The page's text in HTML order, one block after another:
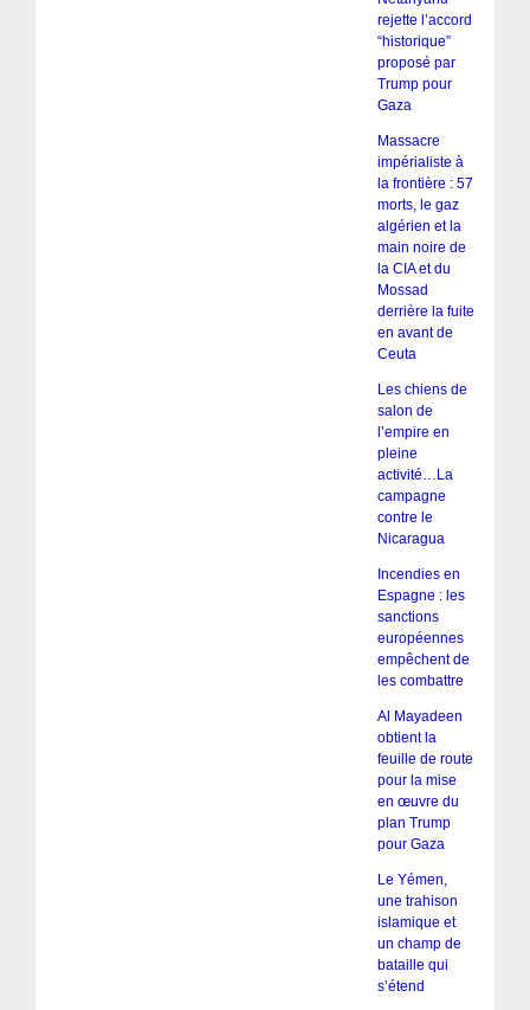
rejette l’accord
“historique”
proposé par
Trump pour
Gaza
Massacre
impérialiste à
la frontière : 57
morts, le gaz
algérien et la
main noire de
la CIA et du
Mossad
derrière la fuite
en avant de
Ceuta
Les chiens de
salon de
l’empire en
pleine
activité…La
campagne
contre le
Nicaragua
Incendies en
Espagne : les
sanctions
européennes
empêchent de
les combattre
Al Mayadeen
obtient la
feuille de route
pour la mise
en œuvre du
plan Trump
pour Gaza
Le Yémen,
une trahison
islamique et
un champ de
bataille qui
s’étend